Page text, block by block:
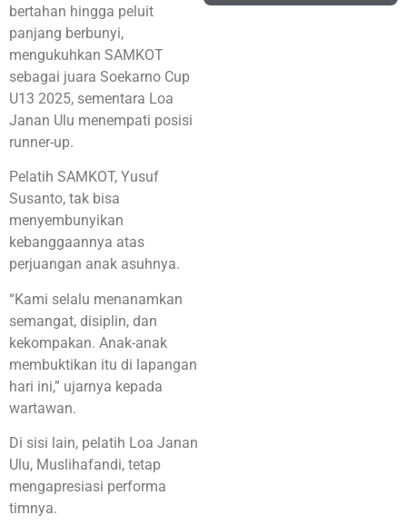
bertahan hingga peluit
panjang berbunyi,
mengukuhkan SAMKOT
sebagai juara Soekarno Cup
U13 2025, sementara Loa
Janan Ulu menempati posisi
runner-up.
Pelatih SAMKOT, Yusuf
Susanto, tak bisa
menyembunyikan
kebanggaannya atas
perjuangan anak asuhnya.
“Kami selalu menanamkan
semangat, disiplin, dan
kekompakan. Anak-anak
membuktikan itu di lapangan
hari ini,” ujarnya kepada
wartawan.
Di sisi lain, pelatih Loa Janan
Ulu, Muslihafandi, tetap
mengapresiasi performa
timnya.